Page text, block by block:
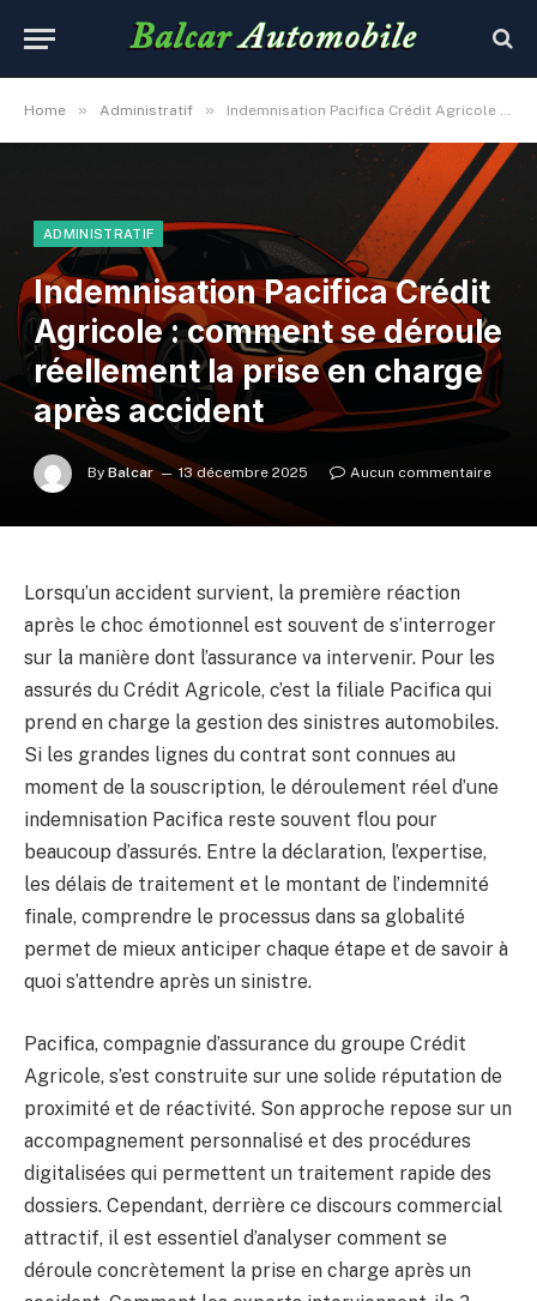
Home » Administratif » Indemnisation Pacifica Crédit Agricole : comment se déroule réellement la prise en charge après accident
ADMINISTRATIF
Indemnisation Pacifica Crédit
Agricole : comment se déroule
réellement la prise en charge
après accident
By Balcar 13 décembre 2025 Aucun commentaire
Lorsqu’un accident survient, la première réaction
après le choc émotionnel est souvent de s’interroger
sur la manière dont l’assurance va intervenir. Pour les
assurés du Crédit Agricole, c’est la filiale Pacifica qui
prend en charge la gestion des sinistres automobiles.
Si les grandes lignes du contrat sont connues au
moment de la souscription, le déroulement réel d’une
indemnisation Pacifica reste souvent flou pour
beaucoup d’assurés. Entre la déclaration, l’expertise,
les délais de traitement et le montant de l’indemnité
finale, comprendre le processus dans sa globalité
permet de mieux anticiper chaque étape et de savoir à
quoi s’attendre après un sinistre.
Pacifica, compagnie d’assurance du groupe Crédit
Agricole, s’est construite sur une solide réputation de
proximité et de réactivité. Son approche repose sur un
accompagnement personnalisé et des procédures
digitalisées qui permettent un traitement rapide des
dossiers. Cependant, derrière ce discours commercial
attractif, il est essentiel d’analyser comment se
déroule concrètement la prise en charge après un